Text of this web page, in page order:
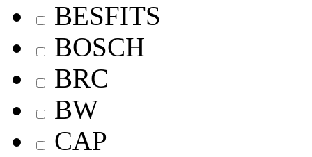
BESFITS
BOSCH
BRC
BW
CAP